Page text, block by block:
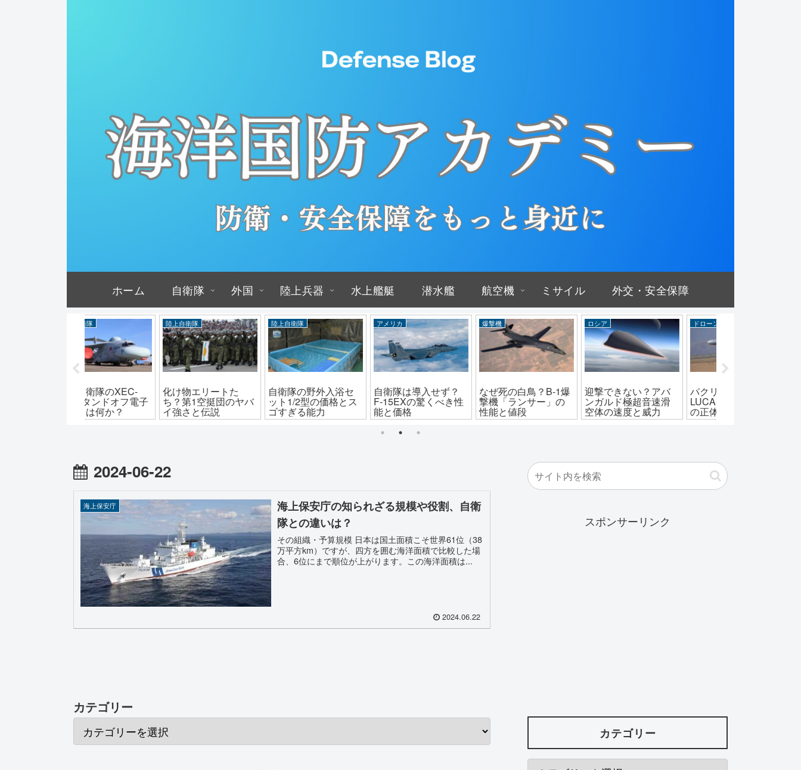
ホーム 自衛隊 外国 陸上兵器 水上艦艇 潜水艦 航空機 ミサイル 外交・安全保障
化け物エリートた
ち？第1空挺団のヤバ
イ強さと伝説
陸上自衛隊
自衛隊の野外入浴セ
ット1/2型の価格とス
ゴすぎる能力
アメリカ
自衛隊は導入せず？
F-15EXの驚くべき性
能と価格
爆撃機
なぜ死の白鳥？B-1爆
撃機「ランサー」の
性能と値段
ロシア
迎撃できない？アバ
ンガルド極超音速滑
空体の速度と威力
ドローン
パクリ？アメリカの
LUCAS自爆ドローン
の正体と性能
2024-06-22
海上保安庁
海上保安庁の知られざる規模や役割、自衛
隊との違いは？
その組織・予算規模 日本は国土面積こそ世界61位（38
万平方km）ですが、四方を囲む海洋面積で比較した場
合、6位にまで順位が上がります。この海洋面積は...
2024.06.22
カテゴリー
スポンサーリンク
カテゴリー